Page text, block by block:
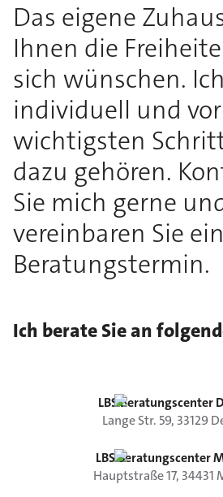
Das eigene
Ihnen die
sich wünschen.
individuell und
wichtigsten
dazu gehören.
Sie mich gerne
vereinbaren Sie
Beratungstermin.
Ich berate Sie an
LBS Beratungscenter
Lange Str. 59, 33129
LBS Beratungscenter
Hauptstraße17, 34431